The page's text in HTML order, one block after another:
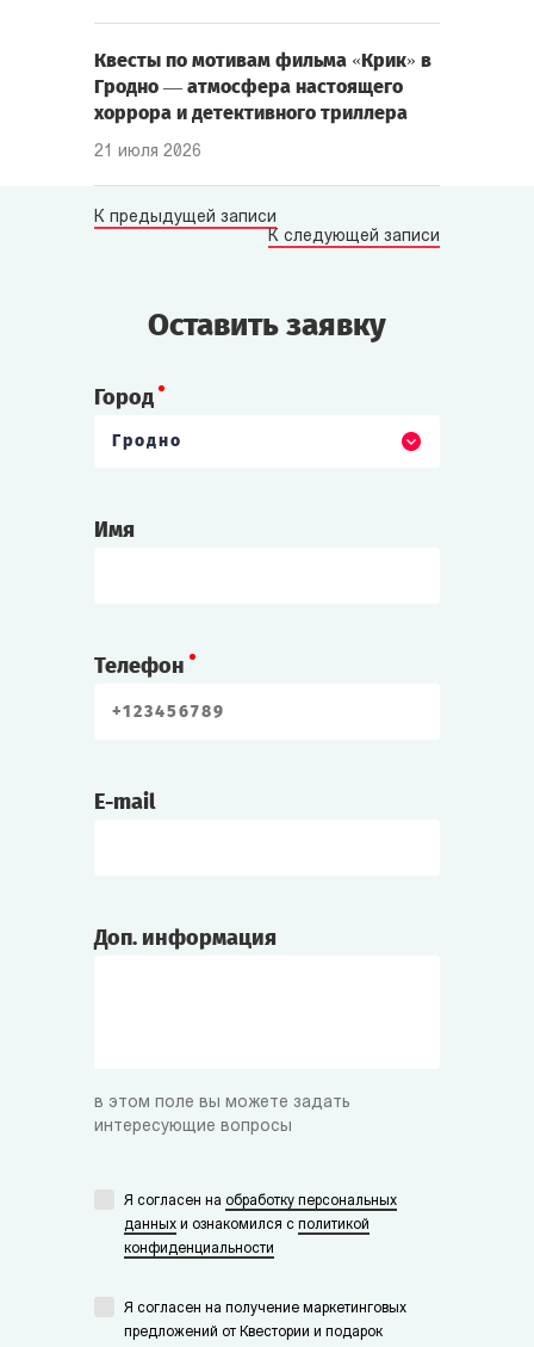
Квесты по мотивам фильма «Крик» в
Гродно — атмосфера настоящего
хоррора и детективного триллера
21 июля 2026
К предыдущей записи
К следующей записи
Оставить заявку
Город
Гродно
Имя
Телефон
E-mail
Доп. информация
в этом поле вы можете задать
интересующие вопросы
Я согласен на обработку персональных
данных и ознакомился с политикой
конфиденциальности
Я согласен на получение маркетинговых
предложений от Квестории и подарок